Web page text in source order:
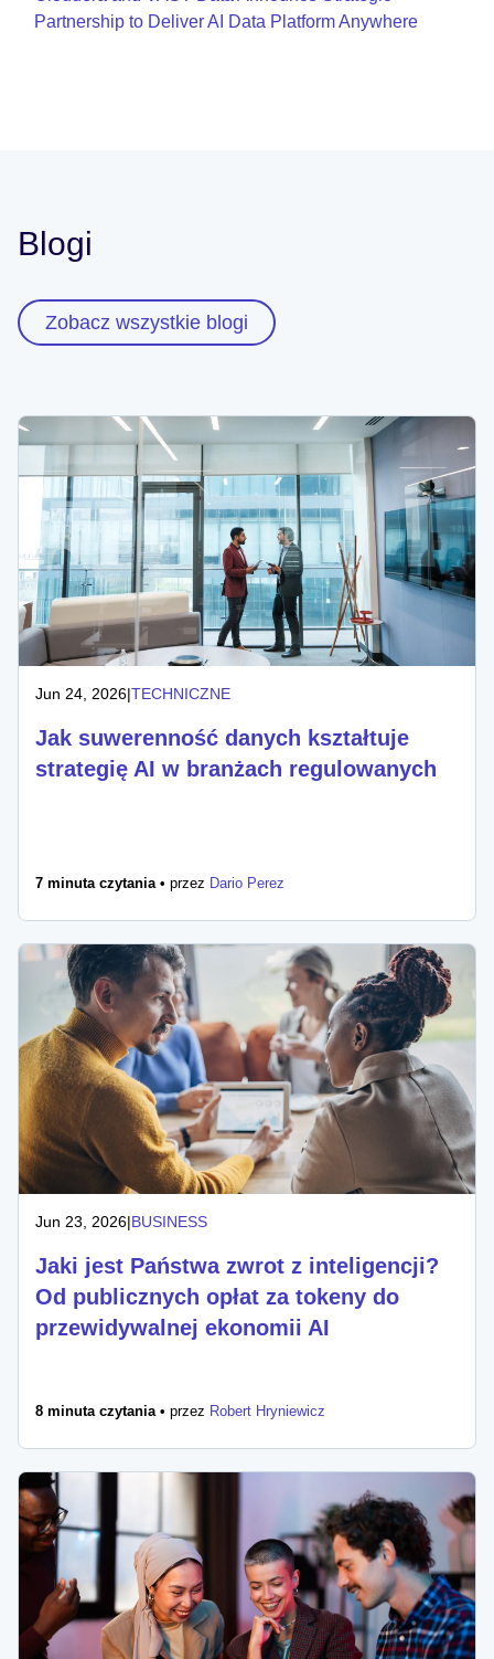
Partnership to Deliver AI Data Platform Anywhere
Blogi
Zobacz wszystkie blogi
Jun 24, 2026|TECHNICZNE
Jak suwerenność danych kształtuje
strategię AI w branżach regulowanych
7 minuta czytania • przez Dario Perez
Jun 23, 2026|BUSINESS
Jaki jest Państwa zwrot z inteligencji?
Od publicznych opłat za tokeny do
przewidywalnej ekonomii AI
8 minuta czytania • przez Robert Hryniewicz